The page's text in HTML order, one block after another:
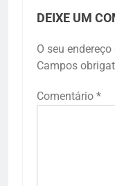
DEIXE UM
O seu
Campos
Comentário *